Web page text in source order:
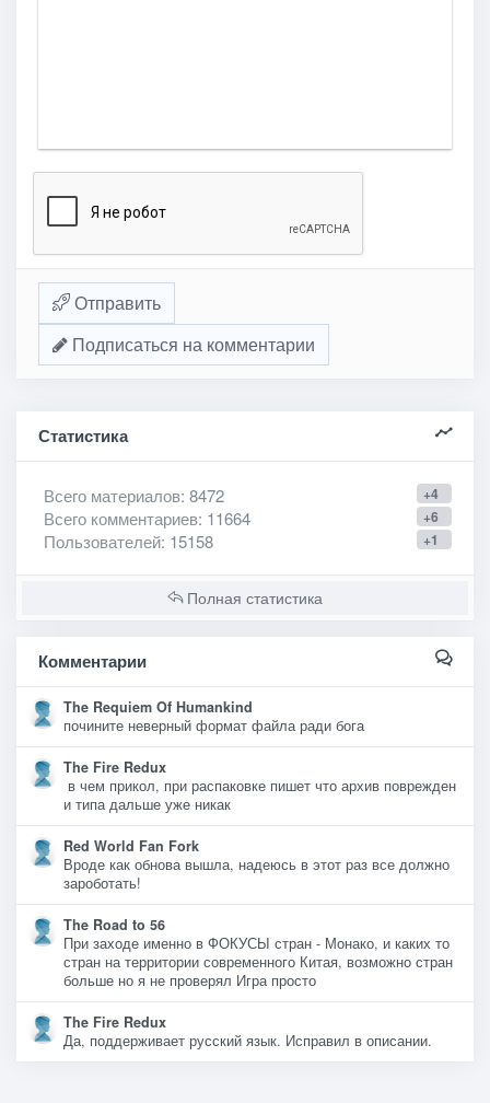
Отправить
Подписаться на комментарии
Статистика
+4
Всего материалов: 8472
+6
Всего комментариев: 11664
+1
Пользователей: 15158
Полная статистика
Комментарии
The Requiem Of Humankind
почините неверный формат файла ради бога
The Fire Redux
в чем прикол, при распаковке пишет что архив поврежден
и типа дальше уже никак
Red World Fan Fork
Вроде как обнова вышла, надеюсь в этот раз все должно
зароботать!
The Road to 56
При заходе именно в ФОКУСЫ стран - Монако, и каких то
стран на территории современного Китая, возможно стран
больше но я не проверял Игра просто
The Fire Redux
Да, поддерживает русский язык. Исправил в описании.